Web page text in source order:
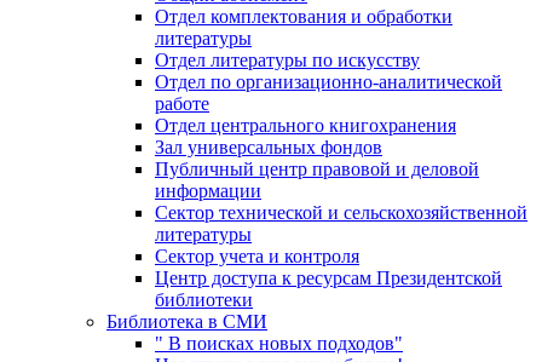
Отдел комплектования и обработки
литературы
Отдел литературы по искусству
Отдел по организационно-аналитической
работе
Отдел центрального книгохранения
Зал универсальных фондов
Публичный центр правовой и деловой
информации
Сектор технической и сельскохозяйственной
литературы
Сектор учета и контроля
Центр доступа к ресурсам Президентской
библиотеки
Библиотека в СМИ
" В поисках новых подходов"